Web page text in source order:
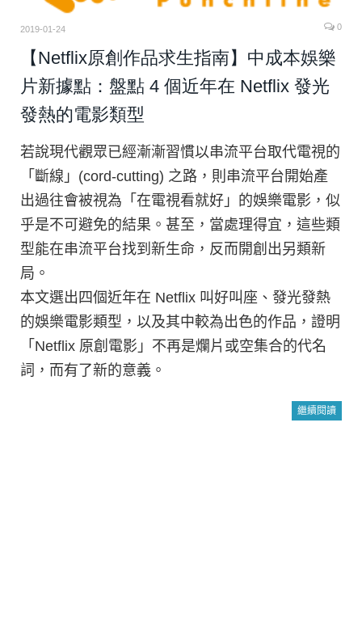
2019-01-24 0
【Netflix原創作品求生指南】中成本娛樂
片新據點：盤點 4 個近年在 Netflix 發光
發熱的電影類型
若說現代觀眾已經漸漸習慣以串流平台取代電視的
「斷線」(cord-cutting) 之路，則串流平台開始產
出過往會被視為「在電視看就好」的娛樂電影，似
乎是不可避免的結果。甚至，當處理得宜，這些類
型能在串流平台找到新生命，反而開創出另類新
局。
本文選出四個近年在 Netflix 叫好叫座、發光發熱
的娛樂電影類型，以及其中較為出色的作品，證明
「Netflix 原創電影」不再是爛片或空集合的代名
詞，而有了新的意義。
繼續閱讀